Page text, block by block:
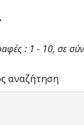
: 1 - 10, σε
αναζήτηση